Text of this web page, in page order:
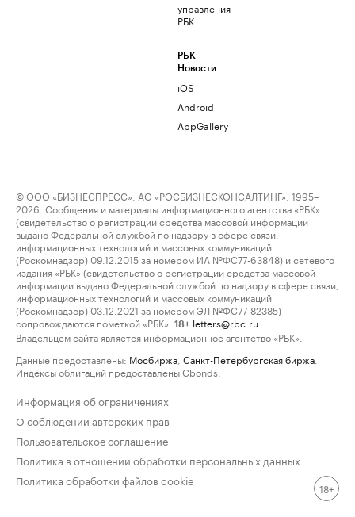
управления
РБК
РБК
Новости
iOS
Android
AppGallery
© ООО «БИЗНЕСПРЕСС», АО «РОСБИЗНЕСКОНСАЛТИНГ», 1995–
2026. Сообщения и материалы информационного агентства «РБК»
(свидетельство о регистрации средства массовой информации
выдано Федеральной службой по надзору в сфере связи,
информационных технологий и массовых коммуникаций
(Роскомнадзор) 09.12.2015 за номером ИА №ФС77-63848) и сетевого
издания «РБК» (свидетельство о регистрации средства массовой
информации выдано Федеральной службой по надзору в сфере связи,
информационных технологий и массовых коммуникаций
(Роскомнадзор) 03.12.2021 за номером ЭЛ №ФС77-82385)
сопровождаются пометкой «РБК».
18+ letters@rbc.ru
Владельцем сайта является информационное агентство «РБК».
Данные предоставлены: Мосбиржа Санкт-Петербургская биржа
Индексы облигаций предоставлены Cbonds.
Информация об ограничениях
О соблюдении авторских прав
Пользовательское соглашение
Политика в отношении обработки персональных данных
Политика обработки файлов cookie
18+